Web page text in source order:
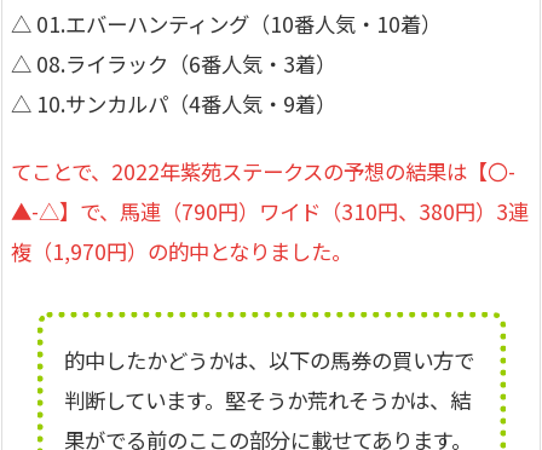
△ 01.エバーハンティング（10番人気・10着）
△ 08.ライラック（6番人気・3着）
△ 10.サンカルパ（4番人気・9着）
てことで、2022年紫苑ステークスの予想の結果は【〇-
▲-△】で、馬連（790円）ワイド（310円、380円）3連
複（1,970円）の的中となりました。
的中したかどうかは、以下の馬券の買い方で
判断しています。堅そうか荒れそうかは、結
果がでる前のここの部分に載せてあります。